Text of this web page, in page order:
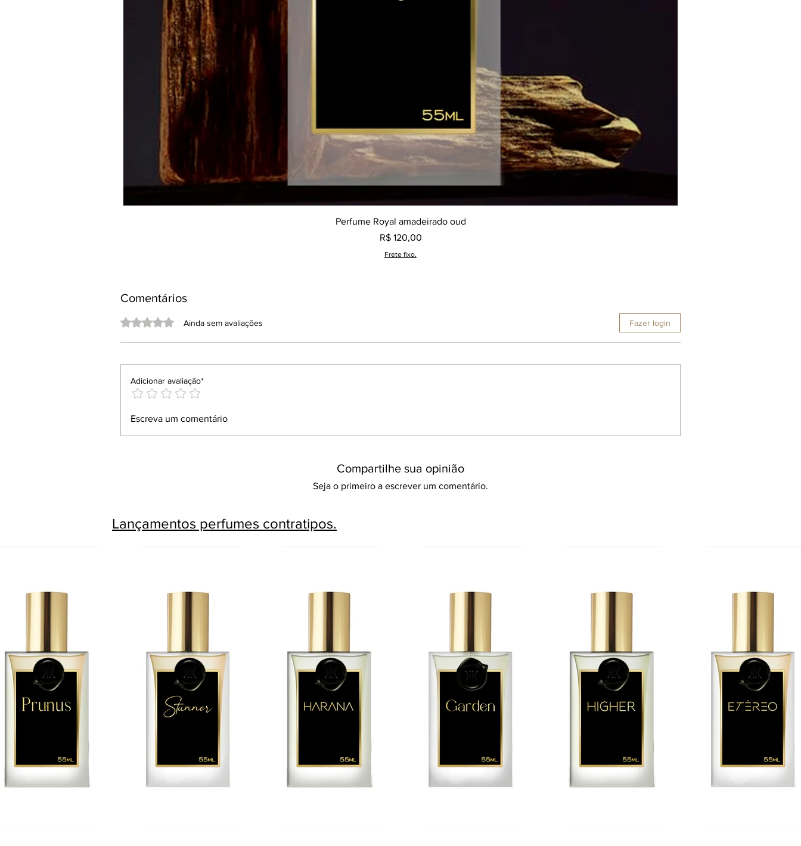
Visualização rápida
Perfume Royal amadeirado oud
Preço
R$ 120,00
Frete fixo.
Comentários
Fazer login
Avaliado com 0 de 5 estrelas.Ainda sem avaliações
Adicionar avaliação*
Escreva um comentário
Compartilhe sua opinião
Seja o primeiro a escrever um comentário.
Lançamentos perfumes contratipos.